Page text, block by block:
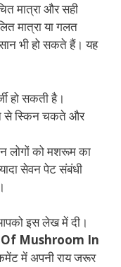
मात्रा और सही
मात्रा या गलत
भी हो सकते हैं। यह
हो सकती है।
से स्किन चकते और
लोगों को मशरूम का
सेवन पेट संबंधी
इस लेख में दी।
Mushroom In
में अपनी राय जरूर